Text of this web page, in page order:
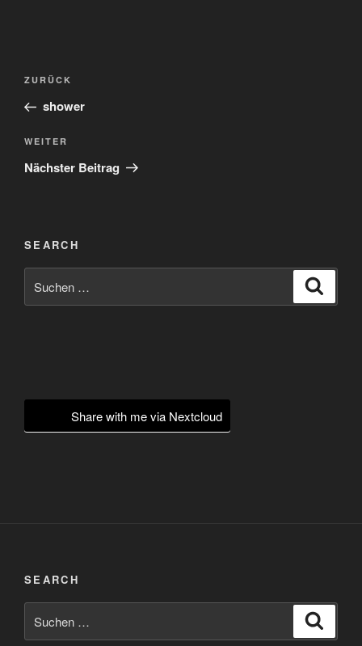
Beitragsnavigation
Vorheriger
Beitrag
ZURÜCK
shower
Nächster
Beitrag
WEITER
Nächster Beitrag
SEARCH
nach:
Share with me via Nextcloud
SEARCH
nach: